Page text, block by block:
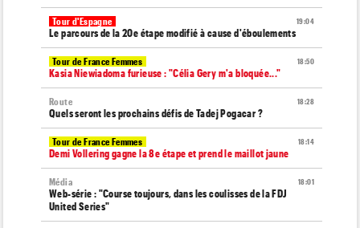
19:04
Tour d'Espagne
Le parcours de la 20e étape modifié à cause d'éboulements
18:50
Tour de France Femmes
Kasia Niewiadoma furieuse : "Célia Gery m'a bloquée..."
18:28
Route
Quels seront les prochains défis de Tadej Pogacar ?
18:14
Tour de France Femmes
Demi Vollering gagne la 8e étape et prend le maillot jaune
18:01
Média
Web-série : "Course toujours, dans les coulisses de la FDJ
United Series"